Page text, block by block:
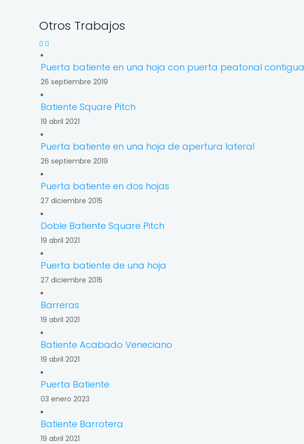
Otros Trabajos
Puerta batiente en una hoja con puerta peatonal contigua
26 septiembre 2019
Batiente Square Pitch
19 abril 2021
Puerta batiente en una hoja de apertura lateral
26 septiembre 2019
Puerta batiente en dos hojas
27 diciembre 2015
Doble Batiente Square Pitch
19 abril 2021
Puerta batiente de una hoja
27 diciembre 2015
Barreras
19 abril 2021
Batiente Acabado Veneciano
19 abril 2021
Puerta Batiente
03 enero 2023
Batiente Barrotera
19 abril 2021